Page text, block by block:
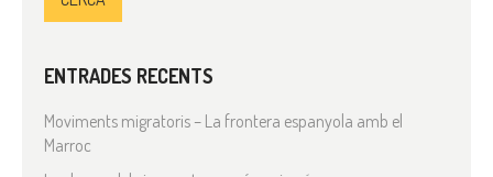
ENTRADES RECENTS
Moviments migratoris – La frontera espanyola amb el
Marroc